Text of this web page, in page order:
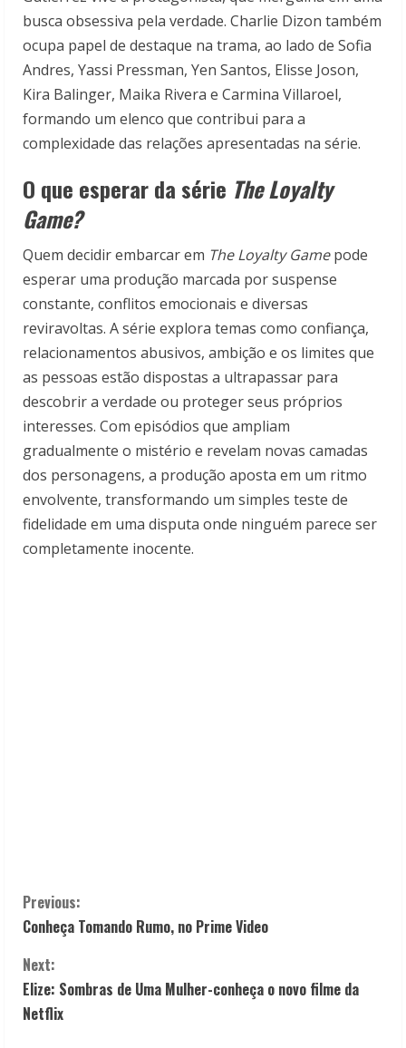
busca obsessiva pela verdade. Charlie Dizon também
ocupa papel de destaque na trama, ao lado de Sofia
Andres, Yassi Pressman, Yen Santos, Elisse Joson,
Kira Balinger, Maika Rivera e Carmina Villaroel,
formando um elenco que contribui para a
complexidade das relações apresentadas na série.
O que esperar da série The Loyalty
Game?
Quem decidir embarcar em The Loyalty Gamepode
esperar uma produção marcada por suspense
constante, conflitos emocionais e diversas
reviravoltas. A série explora temas como confiança,
relacionamentos abusivos, ambição e os limites que
as pessoas estão dispostas a ultrapassar para
descobrir a verdade ou proteger seus próprios
interesses. Com episódios que ampliam
gradualmente o mistério e revelam novas camadas
dos personagens, a produção aposta em um ritmo
envolvente, transformando um simples teste de
fidelidade em uma disputa onde ninguém parece ser
completamente inocente.
C
o
n
t
Previous:
Conheça Tomando Rumo, no Prime Video
Next:
Elize: Sombras de Uma Mulher-conheça o novo filme da
Netflix